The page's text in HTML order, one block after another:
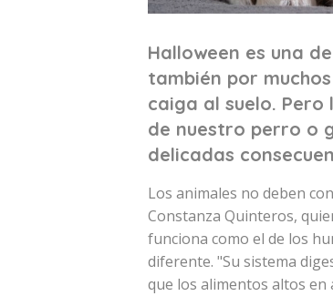
Halloween es una
también por
caiga al suelo.
de nuestro perro o
delicadas
Los animales no deben
Constanza Quinteros,
funciona como el de los
diferente. "Su sistema
que los alimentos altos en